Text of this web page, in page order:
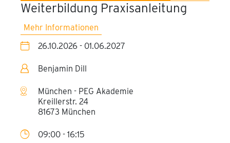
Weiterbildung Praxisanleitung
Mehr Informationen
26.10.2026 - 01.06.2027
Benjamin Dill
München - PEG Akademie
Kreillerstr. 24
81673 München
09:00 - 16:15